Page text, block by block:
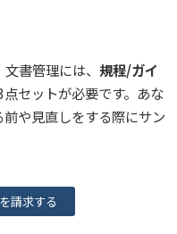
文書管理には、 規程/ガイ
点セットが必要です。あな
や見直しをする際にサン
請求する